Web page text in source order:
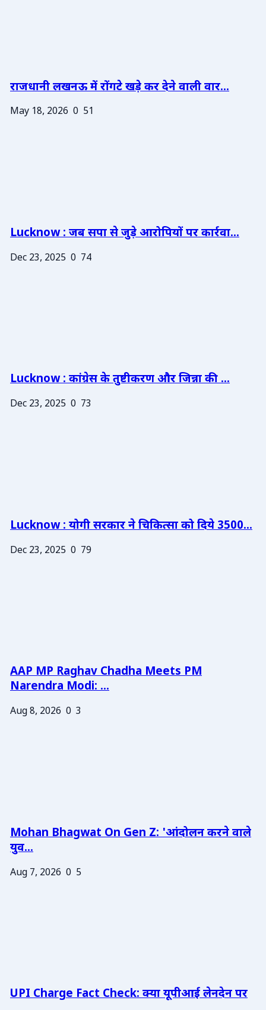
राजधानी लखनऊ में रोंगटे खड़े कर देने वाली वार...
May 18, 2026 0 51
Lucknow : जब सपा से जुड़े आरोपियों पर कार्रवा...
Dec 23, 2025 0 74
Lucknow : कांग्रेस के तुष्टीकरण और जिन्ना की ...
Dec 23, 2025 0 73
Lucknow : योगी सरकार ने चिकित्सा को दिये 3500...
Dec 23, 2025 0 79
AAP MP Raghav Chadha Meets PM
Narendra Modi: ...
Aug 8, 2026 0 3
Mohan Bhagwat On Gen Z: 'आंदोलन करने वाले
युव...
Aug 7, 2026 0 5
UPI Charge Fact Check: क्या यूपीआई लेनदेन पर